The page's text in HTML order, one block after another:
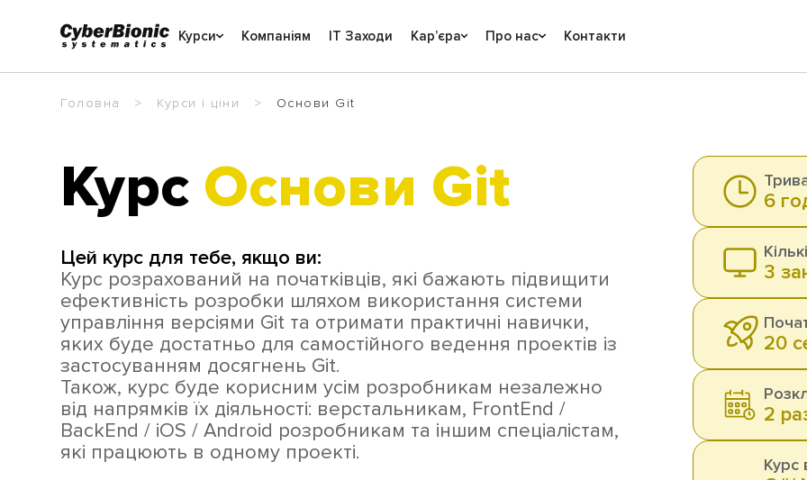
Курси Компаніям IT Заходи Карʼєра Про нас Контакти
Головна Курси і ціни Основи Git
Курс Основи Git
Цей курс для тебе, якщо ви:
Курс розрахований на початківців, які бажають підвищити
ефективність розробки шляхом використання системи
управління версіями Git та отримати практичні навички,
яких буде достатньо для самостійного ведення проектів із
застосуванням досягнень Git.
Також, курс буде корисним усім розробникам незалежно
від напрямків їх діяльності: верстальникам, FrontEnd /
BackEnd / iOS / Android розробникам та іншим спеціалістам,
які працюють в одному проекті.
6
3
20
2
Курс